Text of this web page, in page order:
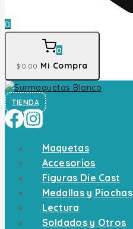
0
0
$0 .00 Mi Compra
TIENDA
Maquetas
Accesorios
Figuras Die Cast
Medallas y Piochas
Lectura
Soldados y Otros